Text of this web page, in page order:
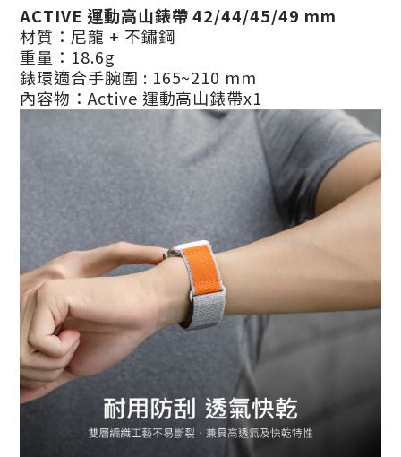
ACTIVE 運動高山錶帶 42/44/45/49 mm
材質：尼龍 + 不鏽鋼
重量：18.6g
錶環適合手腕圍 : 165~210 mm
內容物：Active 運動高山錶帶x1